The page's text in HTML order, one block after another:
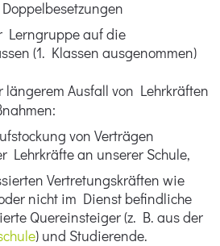
Lerngruppe auf die
(1. Klassen ausgenommen)
Ausfall von Lehrkräften
von Verträgen
Lehrkräfte an unserer Schule,
Vertretungskräften wie
nicht im Dienst befindliche
Quereinsteiger (z. B. aus der
) und Studierende.